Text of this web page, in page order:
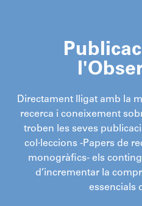
Directament lligat amb la
recerca i coneixement
troben les seves
col·leccions -Papers de
monogràfics- els
d’incrementar la
essencials